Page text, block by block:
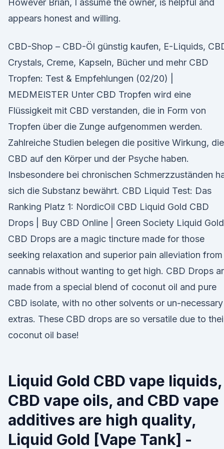
However Brian, I assume the owner, is helpful and
appears honest and willing.
CBD-Shop – CBD-Öl günstig kaufen, E-Liquids,
Crystals, Creme, Kapseln, Bücher und mehr CBD
Tropfen: Test & Empfehlungen (02/20) |
MEDMEISTER Unter CBD Tropfen wird eine
Flüssigkeit mit CBD verstanden, die in Form von
Tropfen über die Zunge aufgenommen werden.
Zahlreiche Studien belegen die positive Wirkung, die
CBD auf den Körper und der Psyche haben.
Insbesondere bei chronischen Schmerzzuständen
sich die Substanz bewährt. CBD Liquid Test: Das
Ranking Platz 1: NordicOil CBD Liquid Gold CBD
Drops | Buy CBD Online | Green Society Liquid Gold
CBD Drops are a magic tincture made for those
seeking relaxation and superior pain alleviation from
cannabis without wanting to get high. CBD Drops
made from a special blend of coconut oil and pure
CBD isolate, with no other solvents or un-necessary
extras. These CBD drops are so versatile due to
coconut oil base!
Liquid Gold CBD vape liquids,
CBD vape oils, and CBD vape
additives are high quality,
Liquid Gold [Vape Tank] -